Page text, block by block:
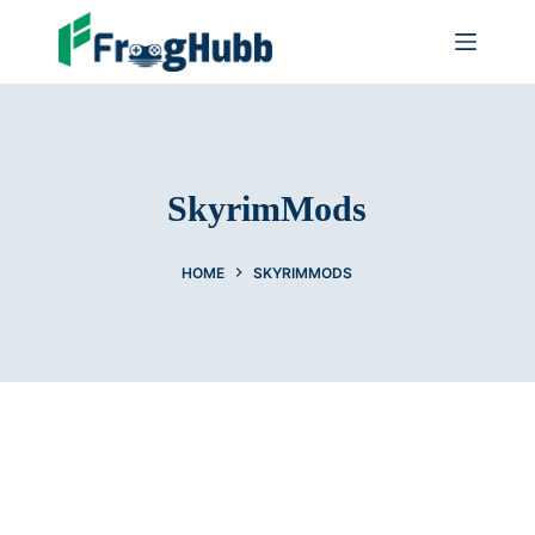
SkyrimMods
HOME SKYRIMMODS